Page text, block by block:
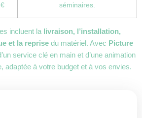
€
séminaires.
incluent la livraison, l’installation,
et la reprise du matériel. Avec Picture
service clé en main et d’une animation
adaptée à votre budget et à vos envies.